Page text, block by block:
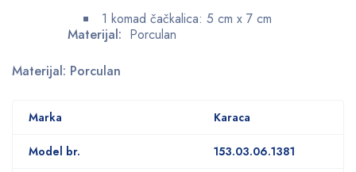
1 komad čačkalica: 5 cm x 7 cm
Materijal: Porculan
Materijal: Porculan
Marka Karaca
Model br. 153.03.06.1381